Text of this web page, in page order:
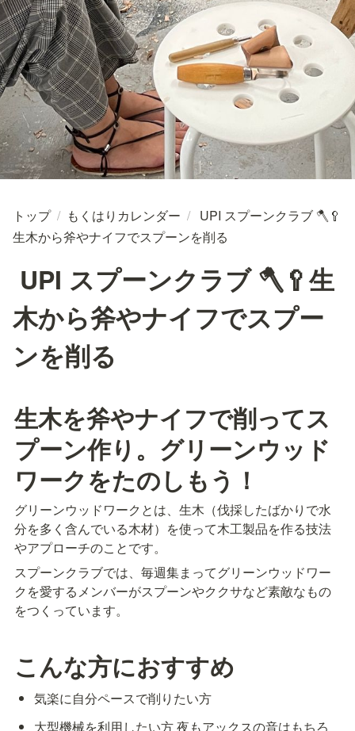
トップ / もくはりカレンダー / UPI スプーンクラブ 🪓🥄
生木から斧やナイフでスプーンを削る
UPI スプーンクラブ 🪓🥄生
木から斧やナイフでスプー
ンを削る
生木を斧やナイフで削ってス
プーン作り。グリーンウッド
ワークをたのしもう！
グリーンウッドワークとは、生木（伐採したばかりで水
分を多く含んでいる木材）を使って木工製品を作る技法
やアプローチのことです。
スプーンクラブでは、毎週集まってグリーンウッドワー
クを愛するメンバーがスプーンやククサなど素敵なもの
をつくっています。
こんな方におすすめ
気楽に自分ペースで削りたい方
大型機械を利用したい方 夜もアックスの音はもちろ